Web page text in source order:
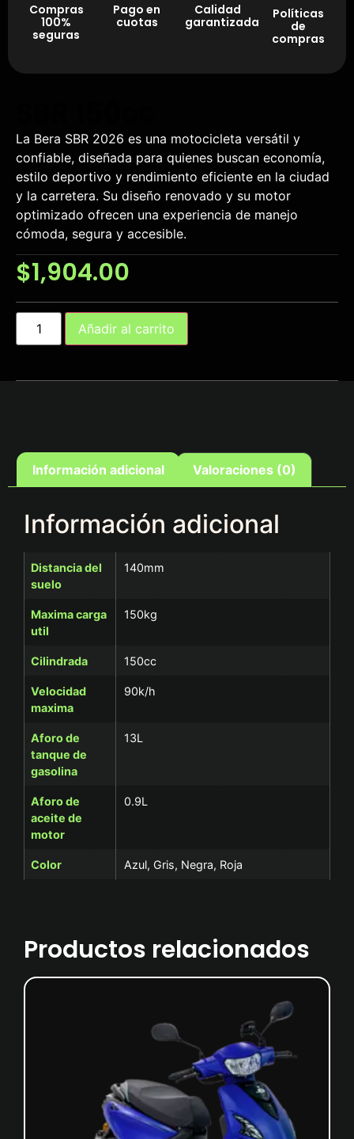
Compras
100%
seguras
Pago en
cuotas
Calidad
garantizada
Políticas
de
compras
La Bera SBR 2026 es una motocicleta versátil y
confiable, diseñada para quienes buscan economía,
estilo deportivo y rendimiento eficiente en la ciudad
y la carretera. Su diseño renovado y su motor
optimizado ofrecen una experiencia de manejo
cómoda, segura y accesible.
$1,904.00
Añadir al carrito
Información adicional Valoraciones (0)
Información adicional
Distancia del
suelo
140mm
Maxima carga
util
150kg
Cilindrada 150cc
Velocidad
maxima
90k/h
Aforo de
tanque de
gasolina
13L
Aforo de
aceite de
motor
0.9L
Color Azul, Gris, Negra, Roja
Productos relacionados